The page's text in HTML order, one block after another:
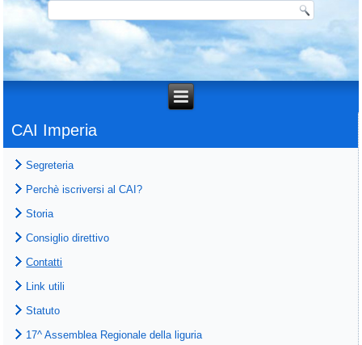
CAI Imperia
Segreteria
Perchè iscriversi al CAI?
Storia
Consiglio direttivo
Contatti
Link utili
Statuto
17^ Assemblea Regionale della liguria